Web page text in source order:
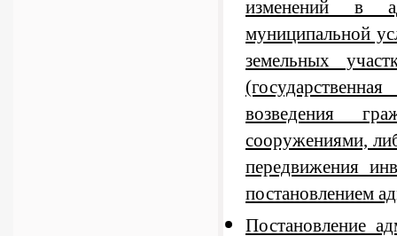
изменений в
муниципальной
земельных
возведения
сооружениями,
передвижения
постановлением
Постановление